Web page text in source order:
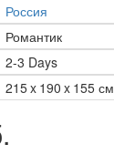
Россия
Романтик
2-3 Days
215 x 190 x 155 см